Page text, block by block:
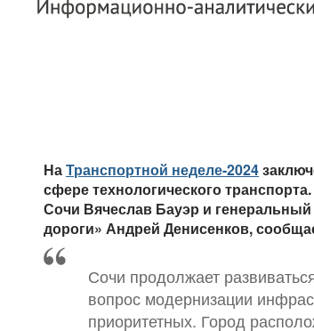
НаТранспортной неделе-2024
сфере технологического
Сочи Вячеслав Бауэр и
дороги» Андрей Денисенков,
Сочи продолжает
вопрос модернизации
приоритетных. Город